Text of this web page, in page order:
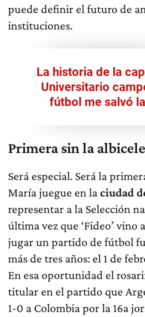
puede definir el futuro de
instituciones.
La historia de la
Universitario
fútbol me salvó
Primera sin la
Será especial. Será la
María juegue en laciudad
representar a la Selección
última vez que ‘Fideo’ vino
jugar un partido de fútbol
más de tres años: el 1 de
En esa oportunidad el
titular en el partido que
1-0 a Colombia por la 16a